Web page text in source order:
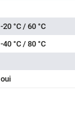
-20 °C / 60 °C
-40 °C / 80 °C
oui